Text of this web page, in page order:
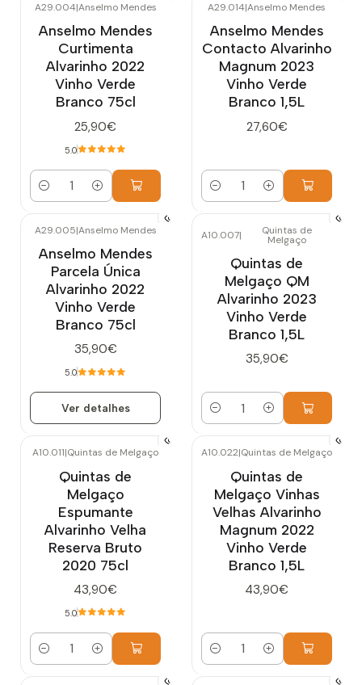
A29.004|Anselmo Mendes
Anselmo Mendes
Curtimenta
Alvarinho 2022
Vinho Verde
Branco 75cl
25,90€
5.0
Quantidade
A29.014|Anselmo Mendes
Anselmo Mendes
Contacto Alvarinho
Magnum 2023
Vinho Verde
Branco 1,5L
27,60€
Quantidade
A29.005|Anselmo Mendes
Anselmo Mendes
Parcela Única
Alvarinho 2022
Vinho Verde
Branco 75cl
35,90€
5.0
Ver detalhes
A10.007| Quintas de
Melgaço
Quintas de
Melgaço QM
Alvarinho 2023
Vinho Verde
Branco 1,5L
35,90€
Quantidade
A10.011|Quintas de Melgaço
Quintas de
Melgaço
Espumante
Alvarinho Velha
Reserva Bruto
2020 75cl
43,90€
5.0
Quantidade
A10.022|Quintas de Melgaço
Quintas de
Melgaço Vinhas
Velhas Alvarinho
Magnum 2022
Vinho Verde
Branco 1,5L
43,90€
Quantidade